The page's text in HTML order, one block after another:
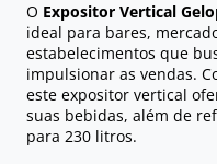
O Expositor Vertical
ideal para bares,
estabelecimentos que
impulsionar as vendas.
este expositor vertical
suas bebidas, além de
para 230 litros.